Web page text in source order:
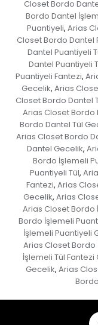
Closet Bordo
Bordo Dantel
Puantiyeli, Arias
Closet Bordo Dantel
Dantel Puantiyeli
Dantel Puantiyeli
Puantiyeli Fantezi,
Gecelik, Arias
Closet Bordo Dantel
Arias Closet Bordo
Bordo Dantel Tül
Arias Closet Bordo
Dantel Gecelik,
Bordo İşlemeli
Puantiyeli Tül,
Fantezi, Arias
Gecelik, Arias
Arias Closet Bordo
Bordo İşlemeli
İşlemeli Puantiyeli
Arias Closet Bordo
İşlemeli Tül Fantezi
Gecelik, Arias